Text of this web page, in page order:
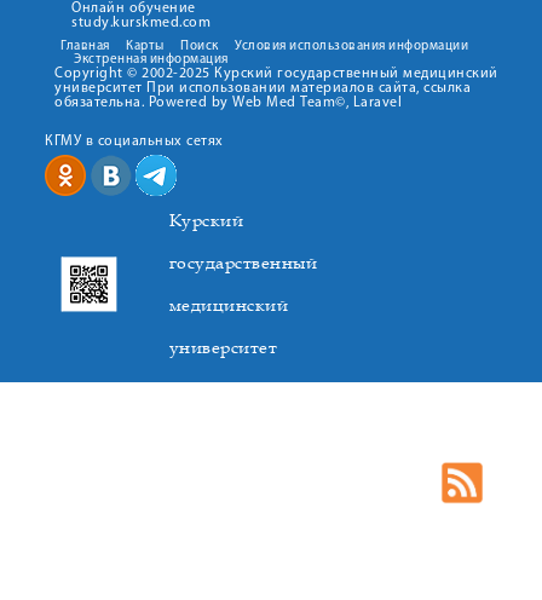
Онлайн обучение
study.kurskmed.com
Главная Карты Поиск
Условия использования информации
Экстренная информация
Copyright © 2002-2025 Курский государственный медицинский
университет При использовании материалов сайта, ссылка
обязательна. Powered by Web Med Team©, Laravel
КГМУ в социальных сетях
Курский
государственный
медицинский
университет